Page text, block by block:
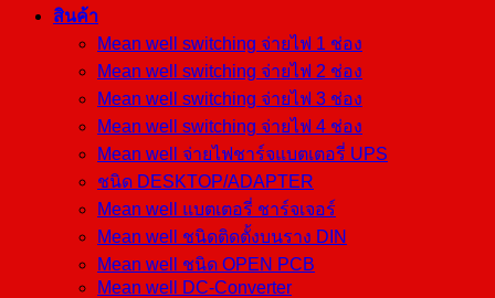
สินค้า
Mean well switching จ่ายไฟ 1 ช่อง
Mean well switching จ่ายไฟ 2 ช่อง
Mean well switching จ่ายไฟ 3 ช่อง
Mean well switching จ่ายไฟ 4 ช่อง
Mean well จ่ายไฟชาร์จแบตเตอรี่ UPS
ชนิด DESKTOP/ADAPTER
Mean well แบตเตอรี่ ชาร์จเจอร์
Mean well ชนิดติดตั้งบนราง DIN
Mean well ชนิด OPEN PCB
Mean well DC-Converter